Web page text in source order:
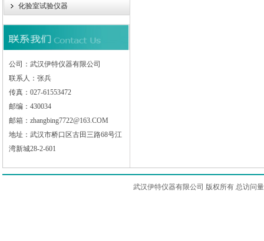
化验室试验仪器
公司：武汉伊特仪器有限公司
联系人：张兵
传真：027-61553472
邮编：430034
邮箱：zhangbing7722@163.COM
地址：武汉市桥口区古田三路68号江
湾新城28-2-601
武汉伊特仪器有限公司 版权所有 总访问